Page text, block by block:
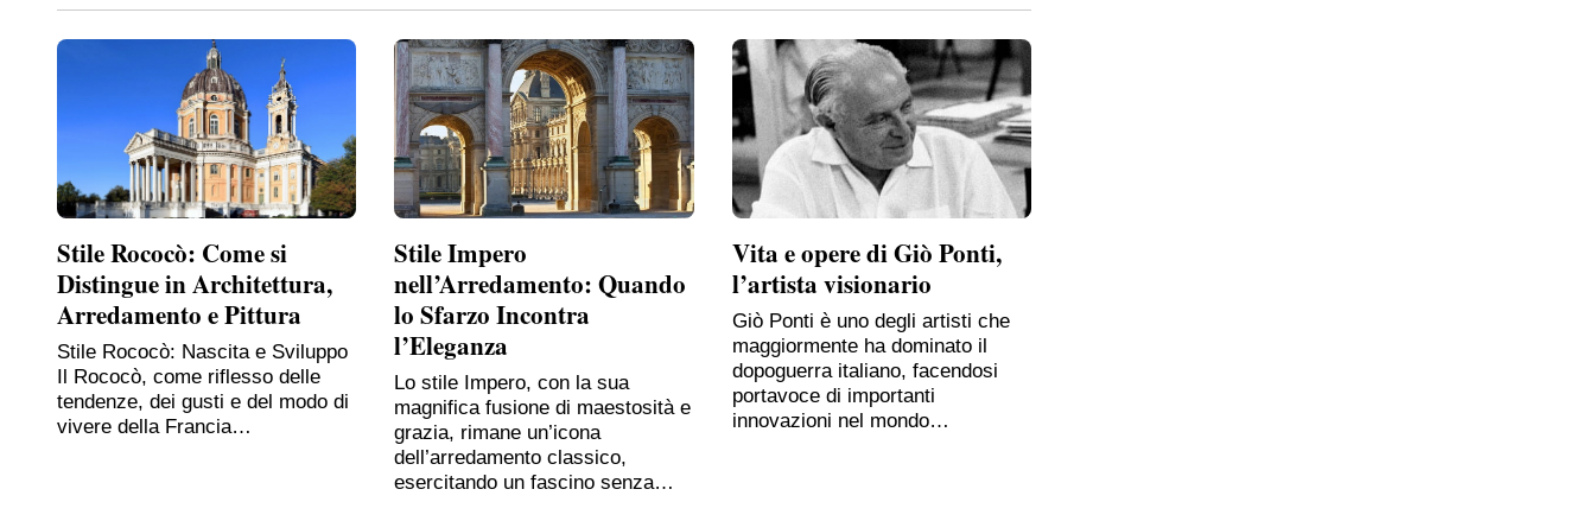
Stile Rococò: Come si
Distingue in Architettura,
Arredamento e Pittura
Stile Rococò: Nascita e Sviluppo
Il Rococò, come riflesso delle
tendenze, dei gusti e del modo di
vivere della Francia…
Stile Impero
nell’Arredamento: Quando
lo Sfarzo Incontra
l’Eleganza
Lo stile Impero, con la sua
magnifica fusione di maestosità e
grazia, rimane un’icona
dell’arredamento classico,
esercitando un fascino senza…
Vita e opere di Giò Ponti,
l’artista visionario
Giò Ponti è uno degli artisti che
maggiormente ha dominato il
dopoguerra italiano, facendosi
portavoce di importanti
innovazioni nel mondo…